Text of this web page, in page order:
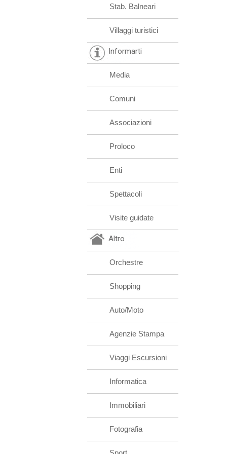
Stab. Balneari
Villaggi turistici
Informarti
Media
Comuni
Associazioni
Proloco
Enti
Spettacoli
Visite guidate
Altro
Orchestre
Shopping
Auto/Moto
Agenzie Stampa
Viaggi Escursioni
Informatica
Immobiliari
Fotografia